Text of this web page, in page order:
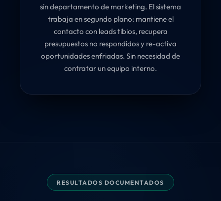
sin departamento de marketing. El sistema
trabaja en segundo plano: mantiene el
contacto con leads tibios, recupera
presupuestos no respondidos y re-activa
oportunidades enfriadas. Sin necesidad de
contratar un equipo interno.
RESULTADOS DOCUMENTADOS